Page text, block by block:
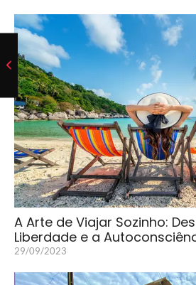
A Arte de Viajar Sozinho:
Liberdade e a
29/09/2023